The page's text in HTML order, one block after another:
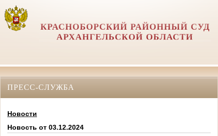
КРАСНОБОРСКИЙ РАЙОННЫЙ СУД
АРХАНГЕЛЬСКОЙ ОБЛАСТИ
ПРЕСС-СЛУЖБА
Новости
Новость от 03.12.2024